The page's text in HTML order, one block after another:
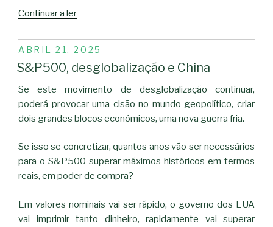
Continuar a ler“Sociedade
Créditos”
PUBLICADO
EM
ABRIL 21, 2025
S&P500, desglobalização e China
Se este movimento de desglobalização continuar,
poderá provocar uma cisão no mundo geopolítico, criar
dois grandes blocos económicos, uma nova guerra fria.
Se isso se concretizar, quantos anos vão ser necessários
para o S&P500 superar máximos históricos em termos
reais, em poder de compra?
Em valores nominais vai ser rápido, o governo dos EUA
vai imprimir tanto dinheiro, rapidamente vai superar